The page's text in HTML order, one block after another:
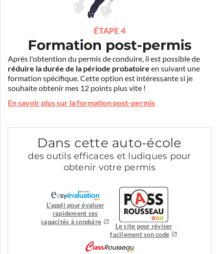
ÉTAPE 4
Formation post-permis
Après l'obtention du permis de conduire, il est possible de
réduire la durée de la période probatoire en suivant une
formation spécifique. Cette option est intéressante si je
souhaite obtenir mes 12 points plus vite !
En savoir plus sur la formation post-permis
Dans cette auto-école
des outils efficaces et ludiques pour
obtenir votre permis
L'appli pour évaluer
rapidement ses
capacités à conduire
Le site pour réviser
facilement son code